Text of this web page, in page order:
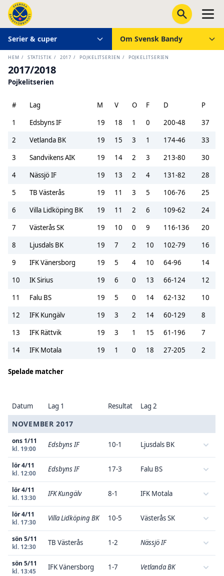
Serier & cuper Om Svensk Bandy
HEM / STATISTIK / 2017 / POJKELITSERIEN / POJKELITSERIEN
2017/2018
Pojkelitserien
# Lag M V O F D
P
1
Edsbyns IF 19 18 1 0 200-48
37
2
Vetlanda BK 19 15 3 1 174-46
33
3
Sandvikens AIK 19 14 2 3 213-80
30
4
Nässjö IF 19 13 2 4 131-82
28
5
TB Västerås 19 11 3 5 106-76
25
6
Villa Lidköping BK 19 11 2 6 109-62
24
7
Västerås SK 19 10 0 9 116-136
20
8
Ljusdals BK 19 7 2 10 102-79
16
9
IFK Vänersborg 19 5 4 10 64-96
14
10
IK Sirius 19 6 0 13 66-124
12
11
Falu BS 19 5 0 14 62-132
10
12
IFK Kungälv 19 3 2 14 60-129
8
13
IFK Rättvik 19 3 1 15 61-196
7
14
IFK Motala 19 1 0 18 27-205 2
Spelade matcher
Datum Lag 1 Resultat Lag 2
NOVEMBER 2017
ons 1/11
kl. 19:00
Edsbyns IF 10-1 Ljusdals BK
lör 4/11
kl. 12:00
Edsbyns IF 17-3 Falu BS
lör 4/11
kl. 13:30
IFK Kungälv 8-1 IFK Motala
lör 4/11
kl. 17:30
Villa Lidköping BK 10-5 Västerås SK
sön 5/11
kl. 12:30
TB Västerås 1-2 Nässjö IF
sön 5/11
kl. 13:45
IFK Vänersborg 1-7 Vetlanda BK